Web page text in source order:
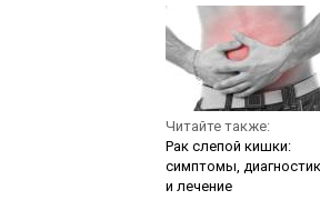
Читайте также:
Рак слепой кишки:
симптомы,
и лечение